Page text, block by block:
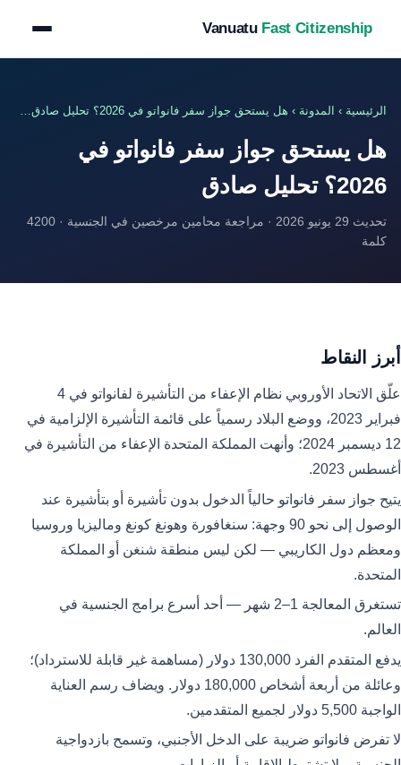
Vanuatu Fast Citizenship
الرئيسية › المدونة › هل يستحق جواز سفر فانواتو في 2026؟ تحليل صادق…
هل يستحق جواز سفر فانواتو في
2026؟ تحليل صادق
تحديث 29 يونيو 2026 · مراجعة محامين مرخصين في الجنسية · 4200
كلمة
أبرز النقاط
علّق الاتحاد الأوروبي نظام الإعفاء من التأشيرة لفانواتو في 4
فبراير 2023، ووضع البلاد رسمياً على قائمة التأشيرة الإلزامية في
12 ديسمبر 2024؛ وأنهت المملكة المتحدة الإعفاء من التأشيرة في
أغسطس 2023.
يتيح جواز سفر فانواتو حالياً الدخول بدون تأشيرة أو بتأشيرة عند
الوصول إلى نحو 90 وجهة: سنغافورة وهونغ كونغ وماليزيا وروسيا
ومعظم دول الكاريبي — لكن ليس منطقة شنغن أو المملكة
المتحدة.
تستغرق المعالجة 1–2 شهر — أحد أسرع برامج الجنسية في
العالم.
يدفع المتقدم الفرد 130,000 دولار (مساهمة غير قابلة للاسترداد)؛
وعائلة من أربعة أشخاص 180,000 دولار. ويضاف رسم العناية
الواجبة 5,500 دولار لجميع المتقدمين.
لا تفرض فانواتو ضريبة على الدخل الأجنبي، وتسمح بازدواجية